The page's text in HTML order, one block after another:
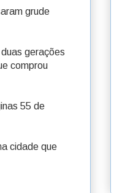
grude
gerações
comprou
55 de
cidade que